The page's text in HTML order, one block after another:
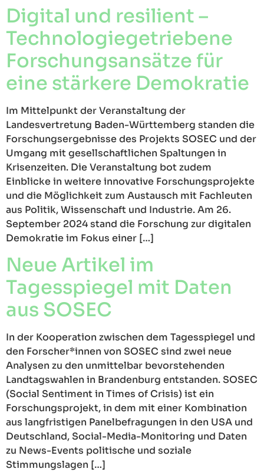
Digital und resilient –
Technologiegetriebene
Forschungsansätze für
eine stärkere Demokratie
Im Mittelpunkt der Veranstaltung der
Landesvertretung Baden-Württemberg standen die
Forschungsergebnisse des Projekts SOSEC und der
Umgang mit gesellschaftlichen Spaltungen in
Krisenzeiten. Die Veranstaltung bot zudem
Einblicke in weitere innovative Forschungsprojekte
und die Möglichkeit zum Austausch mit Fachleuten
aus Politik, Wissenschaft und Industrie. Am 26.
September 2024 stand die Forschung zur digitalen
Demokratie im Fokus einer […]
Neue Artikel im
Tagesspiegel mit Daten
aus SOSEC
In der Kooperation zwischen dem Tagesspiegel und
den Forscher*innen von SOSEC sind zwei neue
Analysen zu den unmittelbar bevorstehenden
Landtagswahlen in Brandenburg entstanden. SOSEC
(Social Sentiment in Times of Crisis) ist ein
Forschungsprojekt, in dem mit einer Kombination
aus langfristigen Panelbefragungen in den USA und
Deutschland, Social-Media-Monitoring und Daten
zu News-Events politische und soziale
Stimmungslagen […]